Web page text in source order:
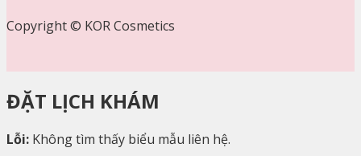
Copyright © KOR Cosmetics
ĐẶT LỊCH KHÁM
Lỗi: Không tìm thấy biểu mẫu liên hệ.